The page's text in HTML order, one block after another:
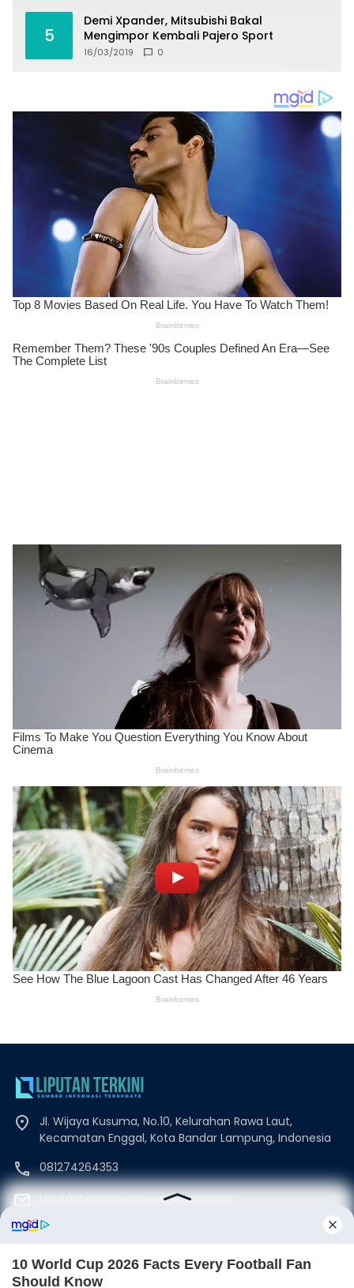
5
Demi Xpander, Mitsubishi Bakal
Mengimpor Kembali Pajero Sport
16/03/2019 0
Jl. Wijaya Kusuma, No.10, Kelurahan Rawa Laut,
Kecamatan Enggal, Kota Bandar Lampung, Indonesia
081274264353
Liputanterkiniindonesia@gmail.com